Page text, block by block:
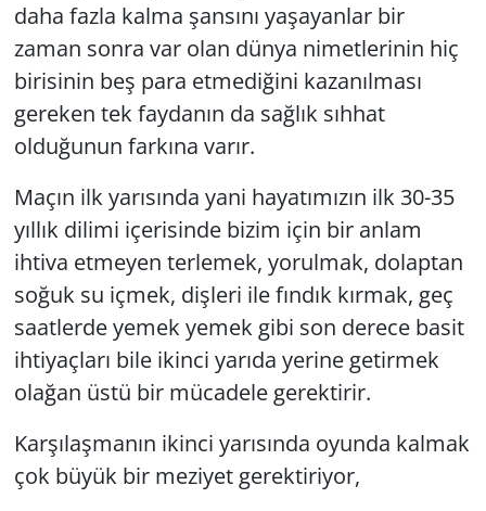
daha fazla kalma şansını yaşayanlar bir
zaman sonra var olan dünya nimetlerinin hiç
birisinin beş para etmediğini kazanılması
gereken tek faydanın da sağlık sıhhat
olduğunun farkına varır.
Maçın ilk yarısında yani hayatımızın ilk 30-35
yıllık dilimi içerisinde bizim için bir anlam
ihtiva etmeyen terlemek, yorulmak, dolaptan
soğuk su içmek, dişleri ile fındık kırmak, geç
saatlerde yemek yemek gibi son derece basit
ihtiyaçları bile ikinci yarıda yerine getirmek
olağan üstü bir mücadele gerektirir.
Karşılaşmanın ikinci yarısında oyunda kalmak
çok büyük bir meziyet gerektiriyor,